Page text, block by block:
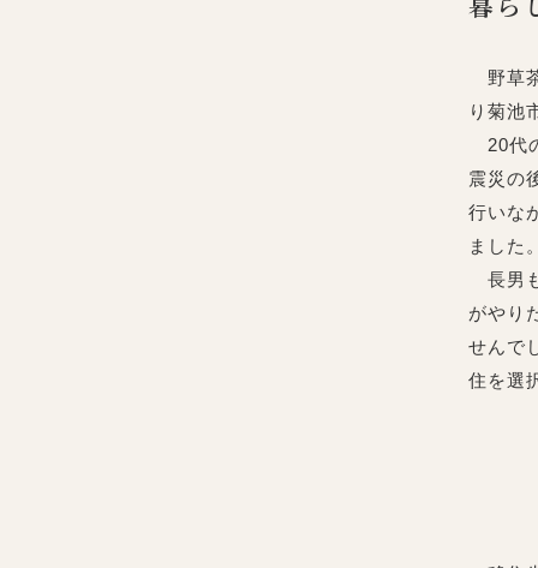
野草
り菊池
20代
震災の
行いな
ました
長男
がやり
せんで
住を選